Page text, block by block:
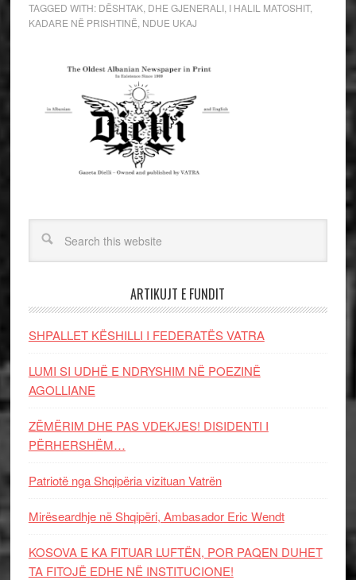
TAGGED WITH: DËSHTAK, DHE GJENERALI, I HALIL MATOSHIT,
KADARE NË PRISHTINË NDUE UKAJ
ARTIKUJT E FUNDIT
SHPALLET KËSHILLI I FEDERATËS VATRA
LUMI SI UDHË E NDRYSHIM NË POEZINË
AGOLLIANE
ZËMËRIM DHE PAS VDEKJES! DISIDENTI I
PËRHERSHËM…
Patriotë nga Shqipëria vizituan Vatrën
Mirëseardhje në Shqipëri, Ambasador Eric Wendt
KOSOVA E KA FITUAR LUFTËN, POR PAQEN DUHET
TA FITOJË EDHE NË INSTITUCIONE!